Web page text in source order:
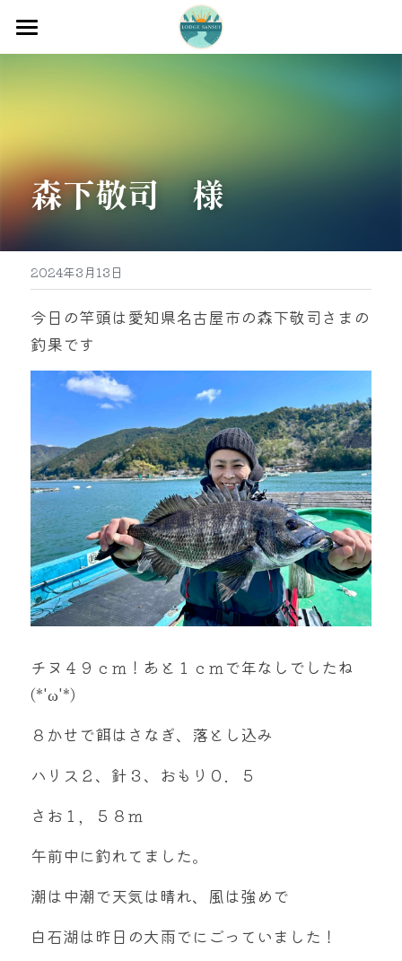
ホーム
牡蠣販売
グッズ販売
駐車場
お問い合わせ
0597-32-0573
mtok0617love@yahoo.co.jp
お問い合わせ
森下敬司　様
2024年3月13日
今日の竿頭は愛知県名古屋市の森下敬司さまの
釣果です
チヌ４９ｃｍ！あと１ｃｍで年なしでしたね
(*'ω'*)
８かせで餌はさなぎ、落とし込み
ハリス２、針３、おもり０．５
さお１，５８ｍ
午前中に釣れてました。
潮は中潮で天気は晴れ、風は強めで
白石湖は昨日の大雨でにごっていました！